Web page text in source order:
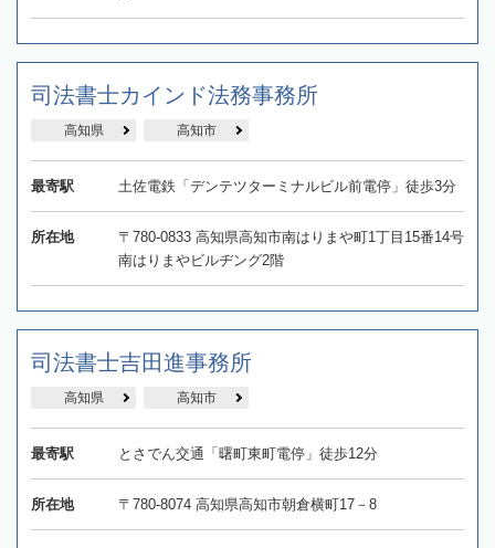
司法書士カインド法務事務所
高知県 高知市
最寄駅 土佐電鉄「デンテツターミナルビル前電停」徒歩3分
所在地
〒780-0833 高知県高知市南はりまや町1丁目15番14号
南はりまやビルヂング2階
司法書士吉田進事務所
高知県 高知市
最寄駅 とさでん交通「曙町東町電停」徒歩12分
所在地 〒780-8074 高知県高知市朝倉横町17－8